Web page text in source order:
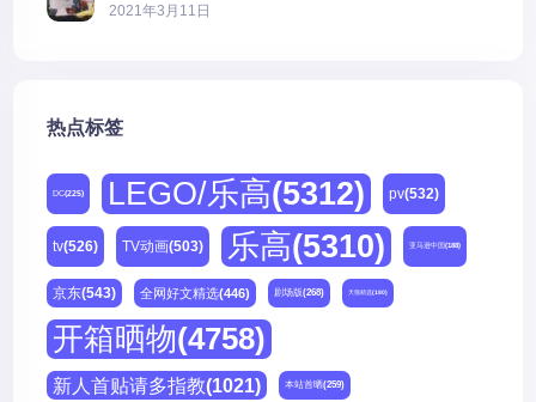
2021年3月11日
热点标签
DC(225) LEGO/乐高(5312) pv(532)
tv(526) TV动画(503) 乐高(5310) 亚马逊中国(188)
京东(543) 全网好文精选(446) 剧场版(268) 天猫精选(180)
开箱晒物(4758)
新人首贴请多指教(1021) 本站首晒(259)